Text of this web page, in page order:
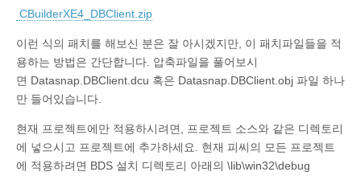
CBuilderXE4_DBClient.zip
이런 식의 패치를 해보신 분은 잘 아시겠지만, 이 패치파일들을 적
용하는 방법은 간단합니다. 압축파일을 풀어보시
면 Datasnap.DBClient.dcu 혹은 Datasnap.DBClient.obj 파일 하나
만 들어있습니다.
현재 프로젝트에만 적용하시려면, 프로젝트 소스와 같은 디렉토리
에 넣으시고 프로젝트에 추가하세요. 현재 피씨의 모든 프로젝트
에 적용하려면 BDS 설치 디렉토리 아래의 \lib\win32\debug